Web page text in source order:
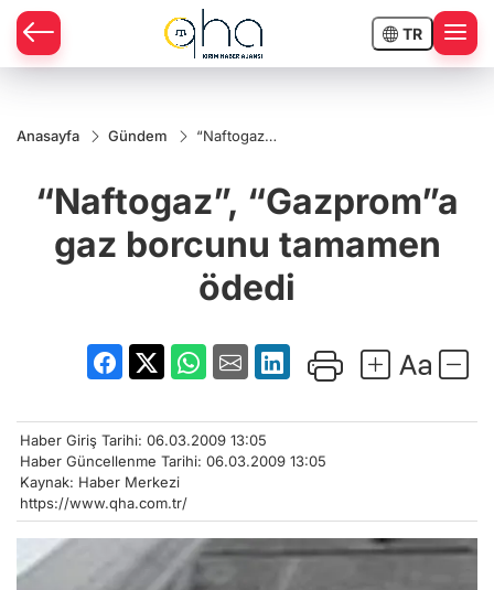
TR
Anasayfa Gündem
“Naftogaz”,
borcunu
tamamen
ödedi
“Naftogaz”, “Gazprom”a
gaz borcunu tamamen
ödedi
Haber Giriş Tarihi: 06.03.2009 13:05
Haber Güncellenme Tarihi: 06.03.2009 13:05
Kaynak: Haber Merkezi
https://www.qha.com.tr/